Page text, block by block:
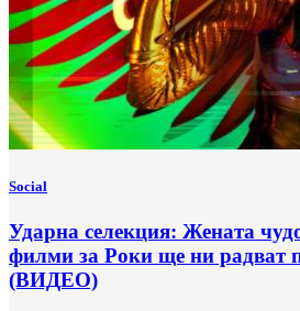
Social
Ударна селекция: Жената
филми за Роки ще ни радват
(ВИДЕО)